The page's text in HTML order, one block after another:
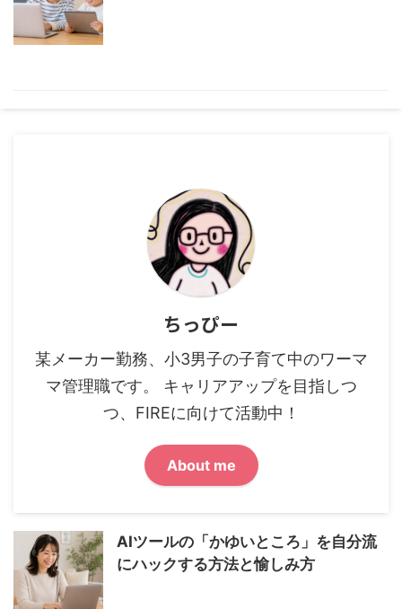
ちっぴー
某メーカー勤務、小3男子の子育て中のワーマ
マ管理職です。 キャリアアップを目指しつ
つ、FIREに向けて活動中！
About me
AIツールの「かゆいところ」を自分流
にハックする方法と愉しみ方